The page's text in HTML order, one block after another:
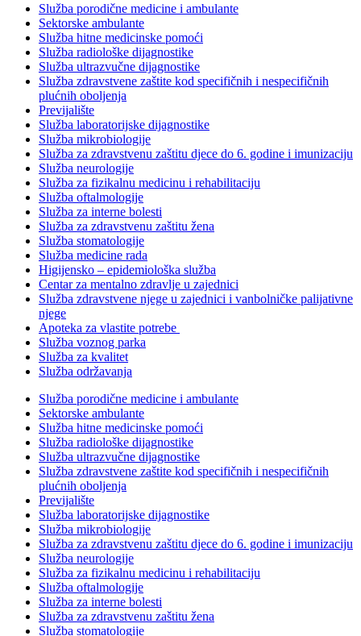
Služba porodične medicine i ambulante
Sektorske ambulante
Služba hitne medicinske pomoći
Služba radiološke dijagnostike
Služba ultrazvučne dijagnostike
Služba zdravstvene zaštite kod specifičnih i nespecifičnih
plućnih oboljenja
Previjalište
Služba laboratorijske dijagnostike
Služba mikrobiologije
Služba za zdravstvenu zaštitu djece do 6. godine i imunizaciju
Služba neurologije
Služba za fizikalnu medicinu i rehabilitaciju
Služba oftalmologije
Služba za interne bolesti
Služba za zdravstvenu zaštitu žena
Služba stomatologije
Služba medicine rada
Higijensko – epidemiološka služba
Centar za mentalno zdravlje u zajednici
Služba zdravstvene njege u zajednici i vanbolničke palijativne
njege
Apoteka za vlastite potrebe
Služba voznog parka
Služba za kvalitet
Služba održavanja
Služba porodične medicine i ambulante
Sektorske ambulante
Služba hitne medicinske pomoći
Služba radiološke dijagnostike
Služba ultrazvučne dijagnostike
Služba zdravstvene zaštite kod specifičnih i nespecifičnih
plućnih oboljenja
Previjalište
Služba laboratorijske dijagnostike
Služba mikrobiologije
Služba za zdravstvenu zaštitu djece do 6. godine i imunizaciju
Služba neurologije
Služba za fizikalnu medicinu i rehabilitaciju
Služba oftalmologije
Služba za interne bolesti
Služba za zdravstvenu zaštitu žena
Služba stomatologije